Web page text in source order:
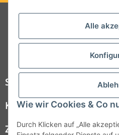
Alle
Wie wir Cookies & Co
Durch Klicken auf „Alle
Folgt uns auf
Steelboxx
Kundenservice
Zahlungsmöglichkeiten